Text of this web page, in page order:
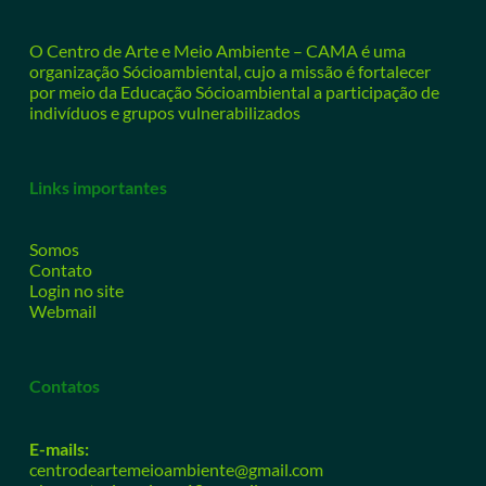
O Centro de Arte e Meio Ambiente – CAMA é uma
organização Sócioambiental, cujo a missão é fortalecer
por meio da Educação Sócioambiental a participação de
indivíduos e grupos vulnerabilizados
Links importantes
Somos
Contato
Login no site
Webmail
Contatos
E-mails:
centrodeartemeioambiente@gmail.com